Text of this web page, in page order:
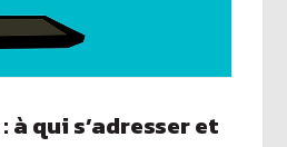
à qui s’adresser et